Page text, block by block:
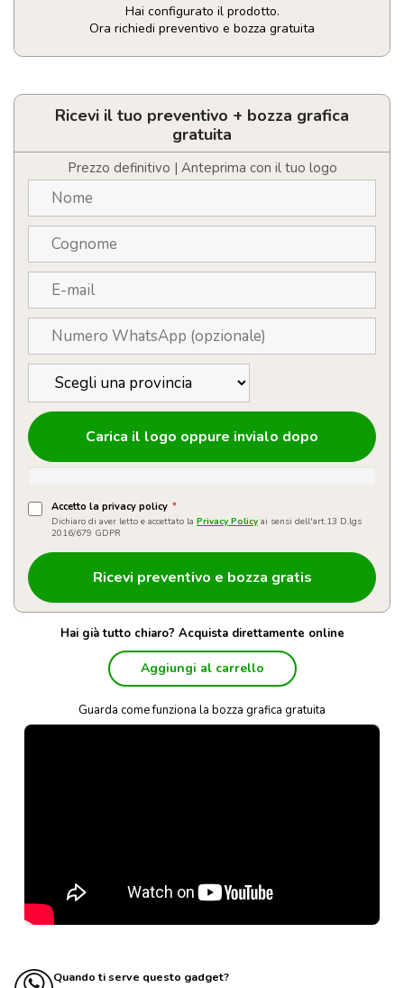
Hai configurato il prodotto.
Ora richiedi preventivo e bozza gratuita
Borsa
poliestere
logo
quantità
Ricevi il tuo preventivo + bozza grafica
gratuita
Prezzo definitivo | Anteprima con il tuo logo
Carica il logo oppure invialo dopo
Accetto la privacy policy *
Dichiaro di aver letto e accettato la Privacy Policy ai sensi dell'art.13 D.lgs
2016/679 GDPR
Hai già tutto chiaro? Acquista direttamente online
Aggiungi al carrello
Guarda come funziona la bozza grafica gratuita
Quando ti serve questo gadget?